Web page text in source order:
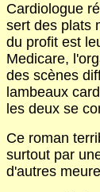
Cardiologue
sert des plats
du profit est
Medicare,
des scènes
lambeaux
les deux se
Ce roman
surtout par
d'autres